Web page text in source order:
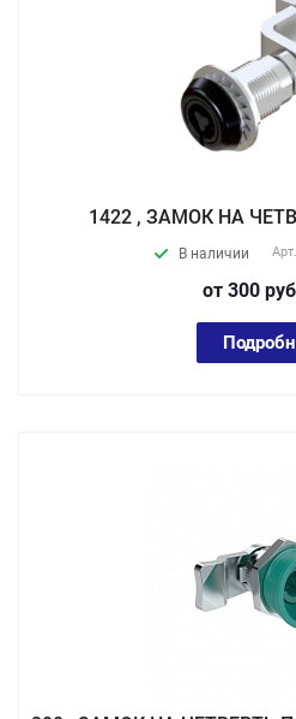
1422 , ЗАМОК НА
В наличии Арт.
от 300 руб